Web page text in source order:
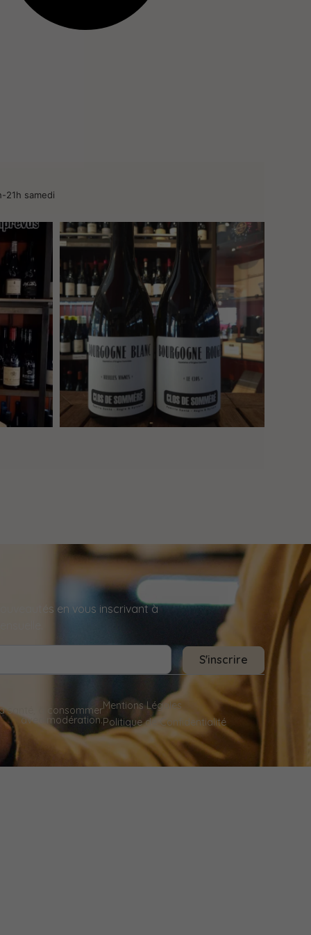
21h samedi
en vous inscrivant à
S'inscrire
santé, à consommer
avec modération.
Mentions Légales
Politique de Confidentialité